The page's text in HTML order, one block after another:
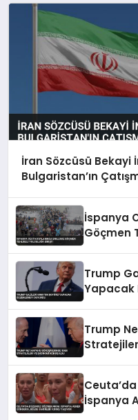
İran Sözcüsü Bekayi
Bulgaristan’ın
İspanya
Göçmen
Trump
Yapacak
Trump
Ceuta’da
İspanya